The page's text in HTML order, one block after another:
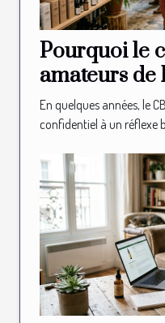
Pourquoi le
amateurs de
boutique
En quelques années, le
confidentiel à un réflexe